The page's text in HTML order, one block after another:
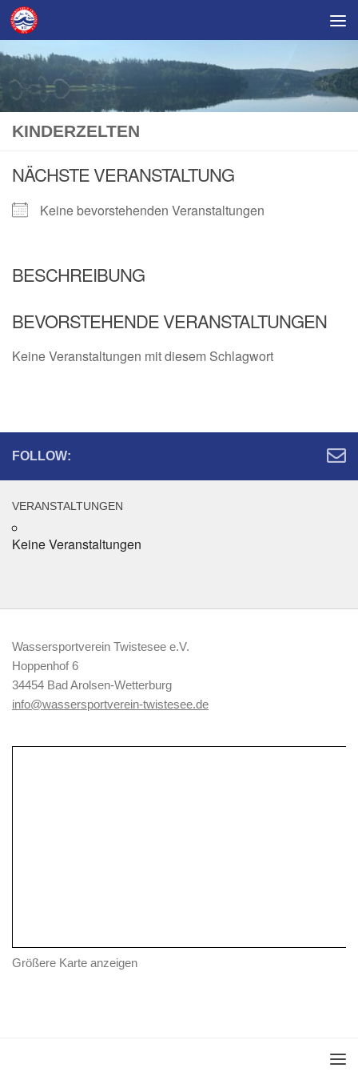
Skip to content
KINDERZELTEN
NÄCHSTE VERANSTALTUNG
Keine bevorstehenden Veranstaltungen
BESCHREIBUNG
BEVORSTEHENDE VERANSTALTUNGEN
Keine Veranstaltungen mit diesem Schlagwort
FOLLOW:
VERANSTALTUNGEN
Keine Veranstaltungen
Wassersportverein Twistesee e.V.
Hoppenhof 6
34454 Bad Arolsen-Wetterburg
info@wassersportverein-twistesee.de
Größere Karte anzeigen